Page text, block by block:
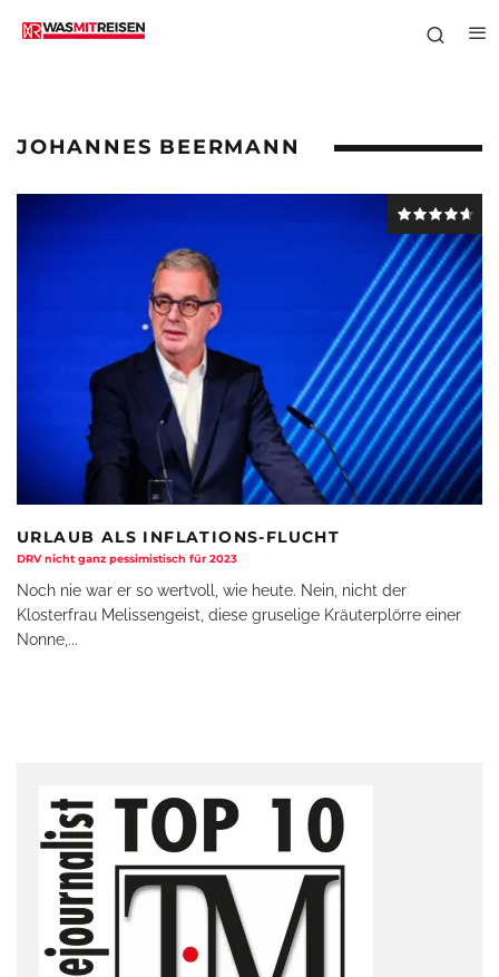
JOHANNES BEERMANN
URLAUB ALS INFLATIONS-FLUCHT
DRV nicht ganz pessimistisch für 2023
Noch nie war er so wertvoll, wie heute. Nein, nicht der
Klosterfrau Melissengeist, diese gruselige Kräuterplörre einer
Nonne, ...